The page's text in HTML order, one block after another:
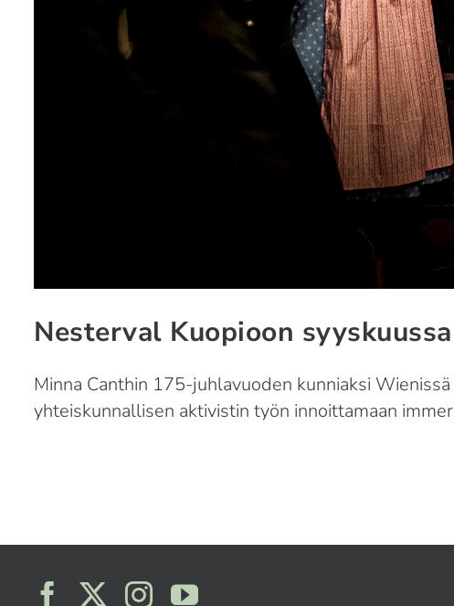
Nesterval Kuopioon syyskuussa
Minna Canthin 175-juhlavuoden kunniaksi
yhteiskunnallisen aktivistin työn innoittamaan